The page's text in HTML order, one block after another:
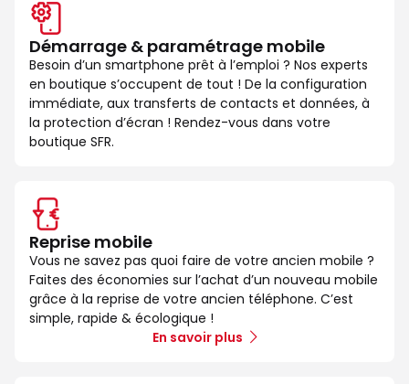
Démarrage & paramétrage mobile
Besoin d’un smartphone prêt à l’emploi ? Nos experts
en boutique s’occupent de tout ! De la configuration
immédiate, aux transferts de contacts et données, à
la protection d’écran ! Rendez-vous dans votre
boutique SFR.
Reprise mobile
Vous ne savez pas quoi faire de votre ancien mobile ?
Faites des économies sur l’achat d’un nouveau mobile
grâce à la reprise de votre ancien téléphone. C’est
simple, rapide & écologique !
En savoir plus